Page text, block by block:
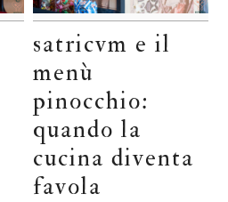
satricvm e il
menù
pinocchio:
quando la
cucina diventa
favola